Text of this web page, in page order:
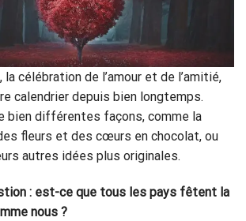
, la célébration de l’amour et de l’amitié,
calendrier depuis bien longtemps.
bien différentes façons, comme la
fleurs et des cœurs en chocolat, ou
autres idées plus originales.
: est-ce que tous les pays fêtent la
nous ?